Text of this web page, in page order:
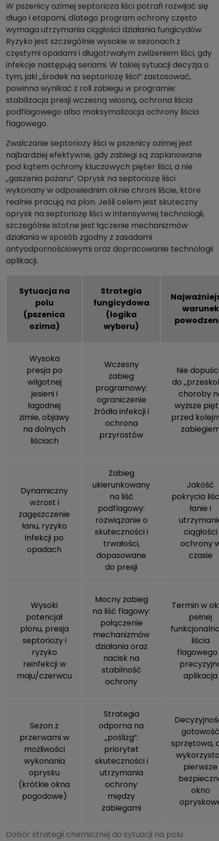
W pszenicy ozimej septorioza liści potrafi rozwijać się
długo i etapami, dlatego program ochrony często
wymaga utrzymania ciągłości działania fungicydów.
Ryzyko jest szczególnie wysokie w sezonach z
częstymi opadami i długotrwałym zwilżeniem liści, gdy
infekcje następują seriami. W takiej sytuacji decyzja o
tym, jaki „środek na septoriozę liści” zastosować,
powinna wynikać z roli zabiegu w programie:
stabilizacja presji wczesną wiosną, ochrona liścia
podflagowego albo maksymalizacja ochrony liścia
flagowego.
Zwalczanie septoriozy liści w pszenicy ozimej jest
najbardziej efektywne, gdy zabiegi są zaplanowane
pod kątem ochrony kluczowych pięter liści, a nie
„gaszenia pożaru”. Oprysk na septoriozę liści
wykonany w odpowiednim oknie chroni liście, które
realnie pracują na plon. Jeśli celem jest skuteczny
oprysk na septoriozę liści w intensywnej technologii,
szczególnie istotne jest łączenie mechanizmów
działania w sposób zgodny z zasadami
antyodpornościowymi oraz dopracowanie technologii
aplikacji.
Dobór strategii chemicznej do sytuacji na polu
Sytuacja na
polu
(pszenica
ozima)
Strategia
fungicydowa
(logika
wyboru)
warunek
Wysoka
presja po
wilgotnej
jesieni i
łagodnej
zimie, objawy
na dolnych
liściach
Wczesny
zabieg
programowy:
ograniczenie
źródła infekcji i
ochrona
przyrostów
Nie
do
choroby
wyższe
przed
Dynamiczny
wzrost i
zagęszczenie
łanu, ryzyko
infekcji po
opadach
Zabieg
ukierunkowany
na liść
podflagowy:
rozwiązanie o
skuteczności i
trwałości,
dopasowane
do presji
Jakość
pokrycia
łanie i
ciągłości
ochrony
czasie
Wysoki
potencjał
plonu, presja
septoriozy i
ryzyko
reinfekcji w
maju/czerwcu
Mocny zabieg
na liść flagowy:
połączenie
mechanizmów
działania oraz
nacisk na
stabilność
ochrony
Termin w
pełnej
liścia
flagowego
aplikacja
Sezon z
przerwami w
możliwości
wykonania
oprysku
(krótkie okna
pogodowe)
Strategia
odporna na
„poślizg”:
priorytet
skuteczności i
utrzymania
ochrony
między
zabiegami
gotowość
sprzętowa,
pierwsze
okno